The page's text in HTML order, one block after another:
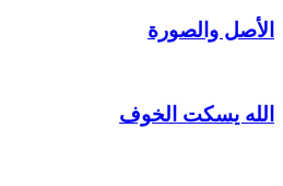
الأصل والصورة
الله يسكت الخوف